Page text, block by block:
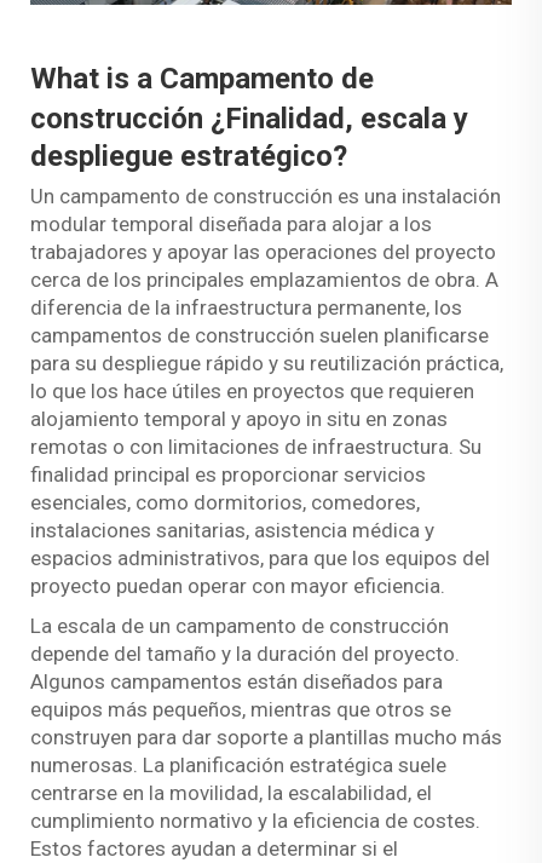
What is a Campamento de
construcción ¿Finalidad, escala y
despliegue estratégico?
Un campamento de construcción es una instalación
modular temporal diseñada para alojar a los
trabajadores y apoyar las operaciones del proyecto
cerca de los principales emplazamientos de obra. A
diferencia de la infraestructura permanente, los
campamentos de construcción suelen planificarse
para su despliegue rápido y su reutilización práctica,
lo que los hace útiles en proyectos que requieren
alojamiento temporal y apoyo in situ en zonas
remotas o con limitaciones de infraestructura. Su
finalidad principal es proporcionar servicios
esenciales, como dormitorios, comedores,
instalaciones sanitarias, asistencia médica y
espacios administrativos, para que los equipos del
proyecto puedan operar con mayor eficiencia.
La escala de un campamento de construcción
depende del tamaño y la duración del proyecto.
Algunos campamentos están diseñados para
equipos más pequeños, mientras que otros se
construyen para dar soporte a plantillas mucho más
numerosas. La planificación estratégica suele
centrarse en la movilidad, la escalabilidad, el
cumplimiento normativo y la eficiencia de costes.
Estos factores ayudan a determinar si el